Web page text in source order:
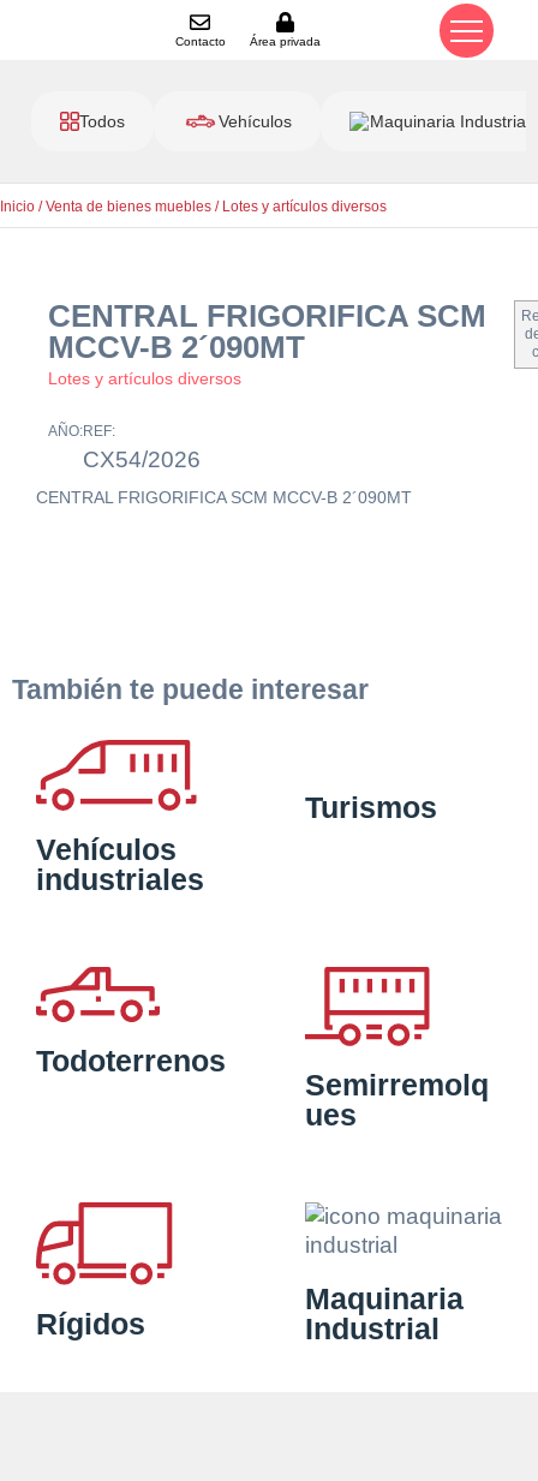
Contacto Área privada
Todos Vehículos Maquinaria Industrial
Inicio /Venta de bienes muebles / Lotes y artículos diversos
CENTRAL FRIGORIFICA SCM
MCCV-B 2´090MT
Lotes y artículos diversos
AÑO:REF:
CX54/2026
CENTRAL FRIGORIFICA SCM MCCV-B 2´090MT
También te puede interesar
Vehículos
industriales
Turismos
Todoterrenos
Semirremolq
ues
Rígidos
Maquinaria
Industrial